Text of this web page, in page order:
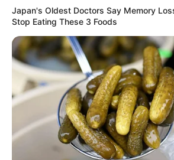
Fonte:Elo7
Japan's Oldest Doctors Say Memory
Stop Eating These 3 Foods